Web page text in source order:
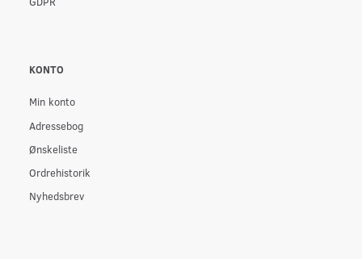
KONTO
Min konto
Adressebog
Ønskeliste
Ordrehistorik
Nyhedsbrev